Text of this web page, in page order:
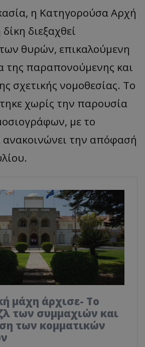
η Κατηγορούσα Αρχή
διεξαχθεί
θυρών, επικαλούμενη
της παραπονούμενης και
σχετικής νομοθεσίας. Το
χωρίς την παρουσία
με το
ανακοινώνει την απόφασή
μάχη άρχισε- Το
των συμμαχιών και
των κομματικών